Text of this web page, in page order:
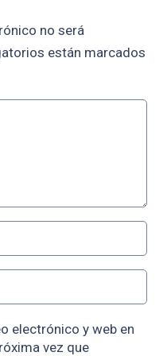
no será
están marcados
electrónico y web en
vez que